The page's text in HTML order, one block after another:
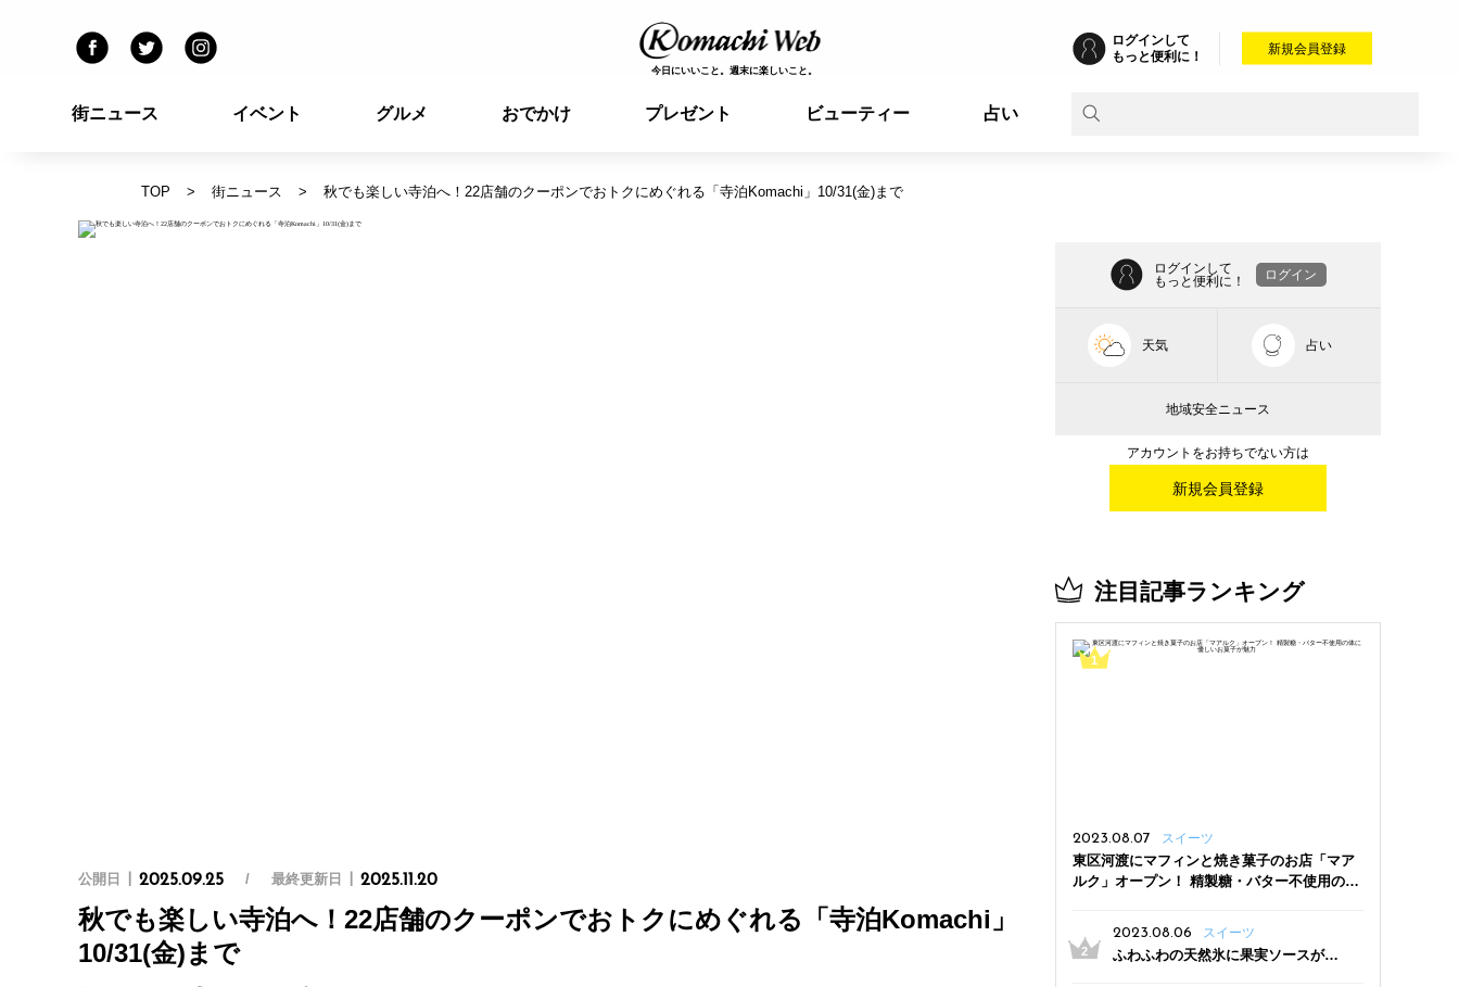
今日にいいこと。週末に楽しいこと。
ログインして
もっと便利に！
新規会員登録
街ニュース イベント グルメ おでかけ プレゼント ビューティー 占い
TOP 街ニュース 秋でも楽しい寺泊へ！22店舗のクーポンでおトクにめぐれる「寺泊Komachi」10/31(金)まで
公開日 2025.09.25 最終更新日 2025.11.20
秋でも楽しい寺泊へ！22店舗のクーポンでおトクにめぐれる「寺泊Komachi」
10/31(金)まで
ログインして
もっと便利に！
ログイン
天気 占い
地域安全ニュース
アカウントをお持ちでない方は
新規会員登録
注目記事ランキング
2023.08.07 スイーツ
東区河渡にマフィンと焼き菓子のお店「マア
ルク」オープン！ 精製糖・バター不使用の体
2023.08.06
スイーツ
ふわふわの天然氷に果実ソースがた